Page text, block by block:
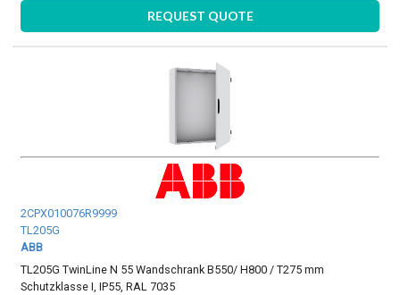
REQUEST QUOTE
2CPX010076R9999
TL205G
ABB
TL205G TwinLine N 55 Wandschrank B550/ H800 / T275 mm
Schutzklasse I, IP55, RAL 7035